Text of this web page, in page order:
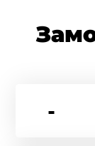
-